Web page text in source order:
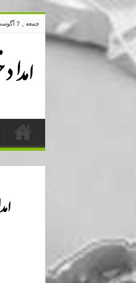
جمعه , 7 آگوست 2026